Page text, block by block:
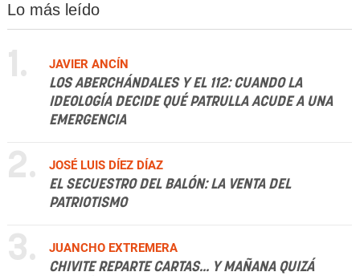
Lo más leído
1.
JAVIER ANCÍN
LOS ABERCHÁNDALES Y EL 112: CUANDO LA
IDEOLOGÍA DECIDE QUÉ PATRULLA ACUDE A UNA
EMERGENCIA
2.
JOSÉ LUIS DÍEZ DÍAZ
EL SECUESTRO DEL BALÓN: LA VENTA DEL
PATRIOTISMO
3.
JUANCHO EXTREMERA
CHIVITE REPARTE CARTAS... Y MAÑANA QUIZÁ